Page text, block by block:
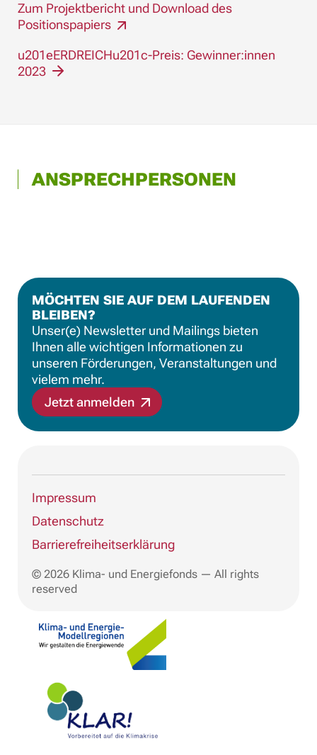
Zum Projektbericht und Download des
Positionspapiers
u201eERDREICHu201c-Preis: Gewinner:innen
2023
ANSPRECHPERSONEN
MÖCHTEN SIE AUF DEM LAUFENDEN
BLEIBEN?
Unser(e) Newsletter und Mailings bieten
Ihnen alle wichtigen Informationen zu
unseren Förderungen, Veranstaltungen und
vielem mehr.
Jetzt anmelden
Impressum
Datenschutz
Barrierefreiheitserklärung
© 2026 Klima- und Energiefonds — All rights
reserved